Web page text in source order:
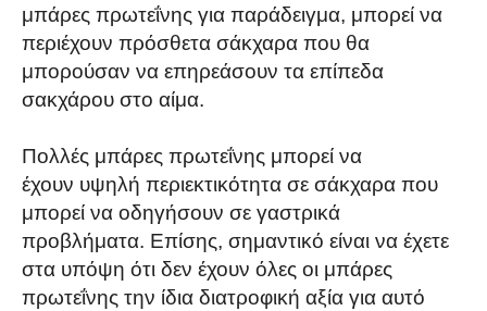
μπάρες πρωτεΐνης για παράδειγμα, μπορεί να
περιέχουν πρόσθετα σάκχαρα που θα
μπορούσαν να επηρεάσουν τα επίπεδα
σακχάρου στο αίμα.
Πολλές μπάρες πρωτεΐνης μπορεί να
έχουν υψηλή περιεκτικότητα σε σάκχαρα που
μπορεί να οδηγήσουν σε γαστρικά
προβλήματα. Επίσης, σημαντικό είναι να έχετε
στα υπόψη ότι δεν έχουν όλες οι μπάρες
πρωτεΐνης την ίδια διατροφική αξία για αυτό